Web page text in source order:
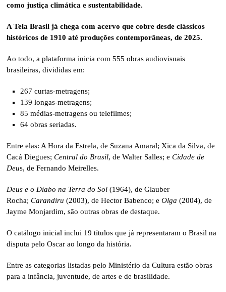
como justiça climática e sustentabilidade.
A Tela Brasil já chega com acervo que cobre desde clássicos
históricos de 1910 até produções contemporâneas, de 2025.
Ao todo, a plataforma inicia com 555 obras audiovisuais
brasileiras, divididas em:
267 curtas-metragens;
139 longas-metragens;
85 médias-metragens ou telefilmes;
64 obras seriadas.
Entre elas: A Hora da Estrela, de Suzana Amaral; Xica da Silva, de
Cacá Diegues;Central do Brasil, de Walter Salles; eCidade de
Deus, de Fernando Meirelles.
Deus e o Diabo na Terra do Sol (1964), de Glauber
Rocha; Carandiru (2003), de Hector Babenco; eOlga(2004), de
Jayme Monjardim, são outras obras de destaque.
O catálogo inicial inclui 19 títulos que já representaram o Brasil na
disputa pelo Oscar ao longo da história.
Entre as categorias listadas pelo Ministério da Cultura estão obras
para a infância, juventude, de artes e de brasilidade.